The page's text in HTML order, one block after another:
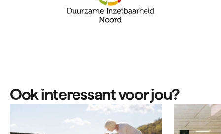
Ook interessant voor jou?